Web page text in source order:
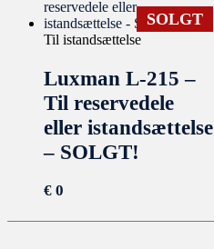
SOLGT
Til istandsættelse
Luxman L-215 –
Til reservedele
eller istandsættelse
– SOLGT!
€ 0